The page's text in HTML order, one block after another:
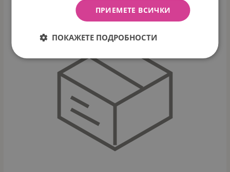
ПРИЕМЕТЕ ВСИЧКИ
ПОКАЖЕТЕ ПОДРОБНОСТИ